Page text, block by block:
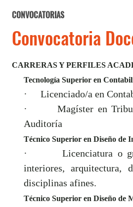
CONVOCATORIAS
Convocatoria
CARRERAS Y PERFILES
Tecnología Superior en
·
Licenciado/a en
·
Magíster en
Auditoría
Técnico Superior en Diseño de
·
Licenciatura o
interiores, arquitectura,
disciplinas afines.
Técnico Superior en Diseño de